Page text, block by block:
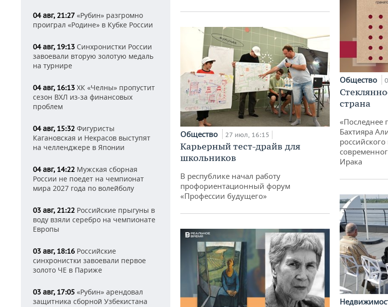
04 авг, 21:27 «Рубин» разгромно
проиграл «Родине» в Кубке России
04 авг, 19:13 Синхронистки России
завоевали вторую золотую медаль
на турнире
04 авг, 16:13 ХК «Челны» пропустит
сезон ВХЛ из-за финансовых
проблем
04 авг, 15:32 Фигуристы
Кагановская и Некрасов выступят
на челленджере в Японии
04 авг, 14:22 Мужская сборная
России не поедет на чемпионат
мира 2027 года по волейболу
03 авг, 21:22 Российские прыгуны в
воду взяли серебро на чемпионате
Европы
03 авг, 18:16 Российские
синхронистки завоевали первое
золото ЧЕ в Париже
03 авг, 17:05 «Рубин» арендовал
защитника сборной Узбекистана
Общество 27 июл, 16:15
Карьерный тест-драйв для
школьников
В республике начал работу
профориентационный форум
«Профессии будущего»
Общество
страна
«Последнее
Бахтияра
Ирака